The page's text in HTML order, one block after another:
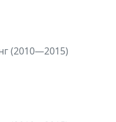
(2010—2015)